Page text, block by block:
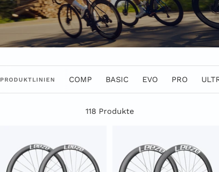
PRODUKTLINIEN COMP BASIC EVO PRO
118 Produkte